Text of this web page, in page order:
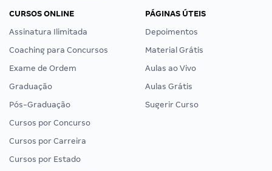
CURSOS ONLINE
Assinatura Ilimitada
Coaching para Concursos
Exame de Ordem
Graduação
Pós-Graduação
Cursos por Concurso
Cursos por Carreira
Cursos por Estado
PÁGINAS ÚTEIS
Depoimentos
Material Grátis
Aulas ao Vivo
Aulas Grátis
Sugerir Curso